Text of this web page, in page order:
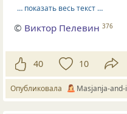
… показать весь текст …
© Виктор Пелевин 376
40 10
Опубликовала Masjanja-and-i